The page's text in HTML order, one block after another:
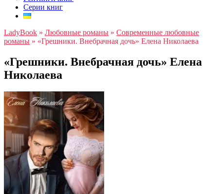
Серии книг
LadyBook » Любовные романы » Современные любовные
романы » «Грешники. Внебрачная дочь» Елена Николаева
«Грешники. Внебрачная дочь» Елена
Николаева